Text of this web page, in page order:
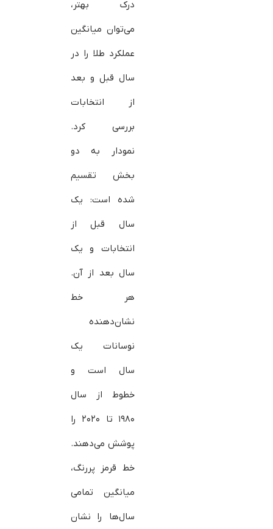
درک بهتر،
می‌توان میانگین
عملکرد طلا را در
سال قبل و بعد
از انتخابات
بررسی کرد.
نمودار به دو
بخش تقسیم
شده است: یک
سال قبل از
انتخابات و یک
سال بعد از آن.
هر خط
نشان‌دهنده
نوسانات یک
سال است و
خطوط از سال
۱۹۸۰ تا ۲۰۲۰ را
پوشش می‌دهند.
خط قرمز پررنگ،
میانگین تمامی
سال‌ها را نشان